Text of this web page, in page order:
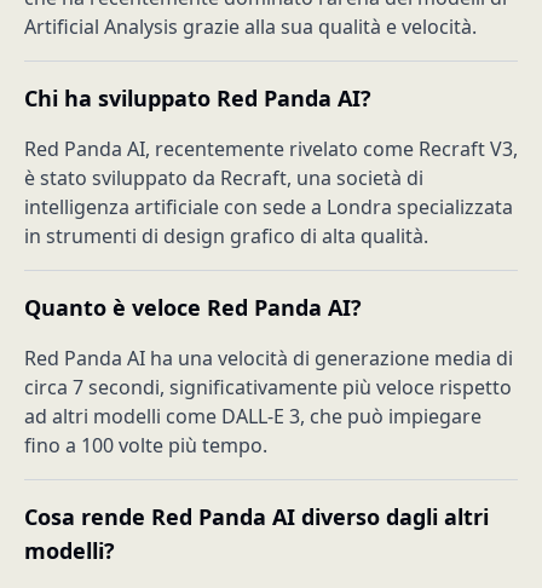
Artificial Analysis grazie alla sua qualità e velocità.
Chi ha sviluppato Red Panda AI?
Red Panda AI, recentemente rivelato come Recraft V3,
è stato sviluppato da Recraft, una società di
intelligenza artificiale con sede a Londra specializzata
in strumenti di design grafico di alta qualità.
Quanto è veloce Red Panda AI?
Red Panda AI ha una velocità di generazione media di
circa 7 secondi, significativamente più veloce rispetto
ad altri modelli come DALL-E 3, che può impiegare
fino a 100 volte più tempo.
Cosa rende Red Panda AI diverso dagli altri
modelli?